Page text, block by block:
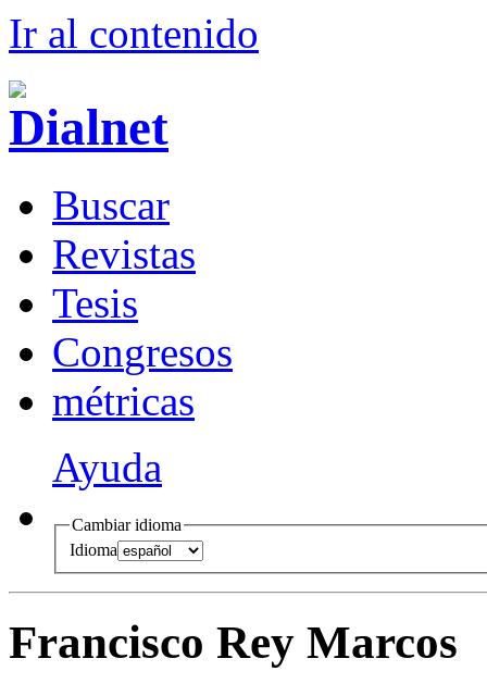
Ir al contenido
Buscar
Revistas
Tesis
Congresos
métricas
Ayuda
Cambiar idioma
Idioma
Francisco Rey Marcos